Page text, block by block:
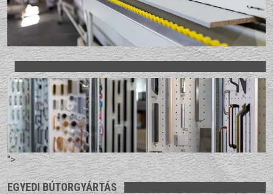
">
EGYEDI BÚTORGYÁRTÁS